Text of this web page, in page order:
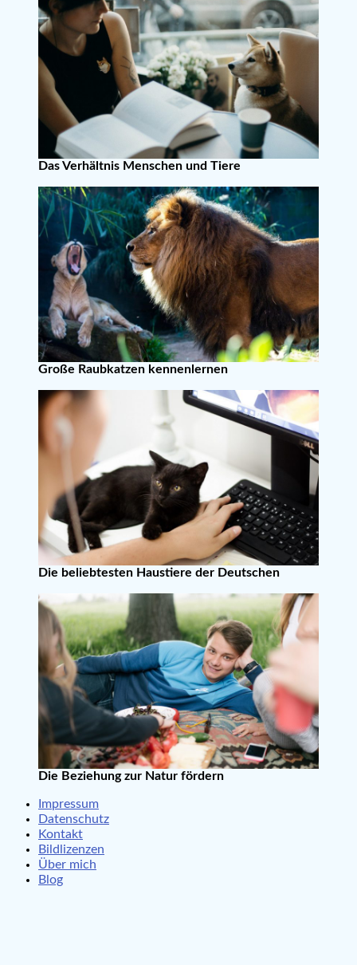
Das Verhältnis Menschen und Tiere
Große Raubkatzen kennenlernen
Die beliebtesten Haustiere der Deutschen
Die Beziehung zur Natur fördern
Impressum
Datenschutz
Kontakt
Bildlizenzen
Über mich
Blog